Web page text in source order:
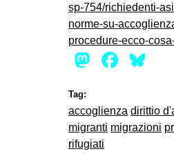
sp-754/richiedenti-
norme-su-
procedure-ecco-
Tag:
accoglienza dirittio
migranti migrazioni
rifugiati